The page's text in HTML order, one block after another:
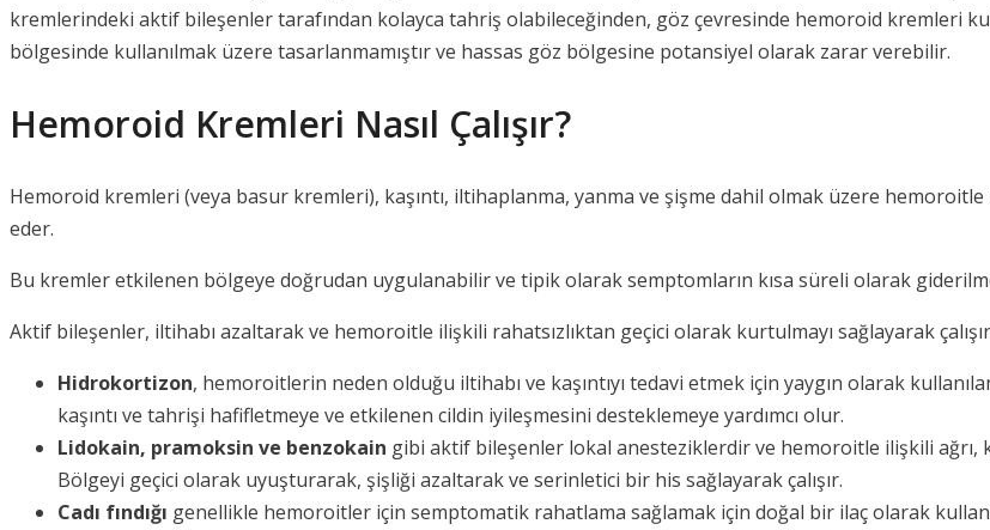
kremlerindeki aktif bileşenler tarafından kolayca tahriş olabileceğinden, göz çevresinde hemoroid kremleri
bölgesinde kullanılmak üzere tasarlanmamıştır ve hassas göz bölgesine potansiyel olarak zarar verebilir.
Hemoroid Kremleri Nasıl Çalışır?
Hemoroid kremleri (veya basur kremleri), kaşıntı, iltihaplanma, yanma ve şişme dahil olmak üzere
eder.
Bu kremler etkilenen bölgeye doğrudan uygulanabilir ve tipik olarak semptomların kısa süreli olarak
Aktif bileşenler, iltihabı azaltarak ve hemoroitle ilişkili rahatsızlıktan geçici olarak kurtulmayı sağlayarak
Hidrokortizon, hemoroitlerin neden olduğu iltihabı ve kaşıntıyı tedavi etmek için yaygın olarak
kaşıntı ve tahrişi hafifletmeye ve etkilenen cildin iyileşmesini desteklemeye yardımcı olur.
Lidokain, pramoksin ve benzokain gibi aktif bileşenler lokal anesteziklerdir ve hemoroitle ilişkili ağrı,
Bölgeyi geçici olarak uyuşturarak, şişliği azaltarak ve serinletici bir his sağlayarak çalışır.
Cadı fındığı genellikle hemoroitler için semptomatik rahatlama sağlamak için doğal bir ilaç olarak